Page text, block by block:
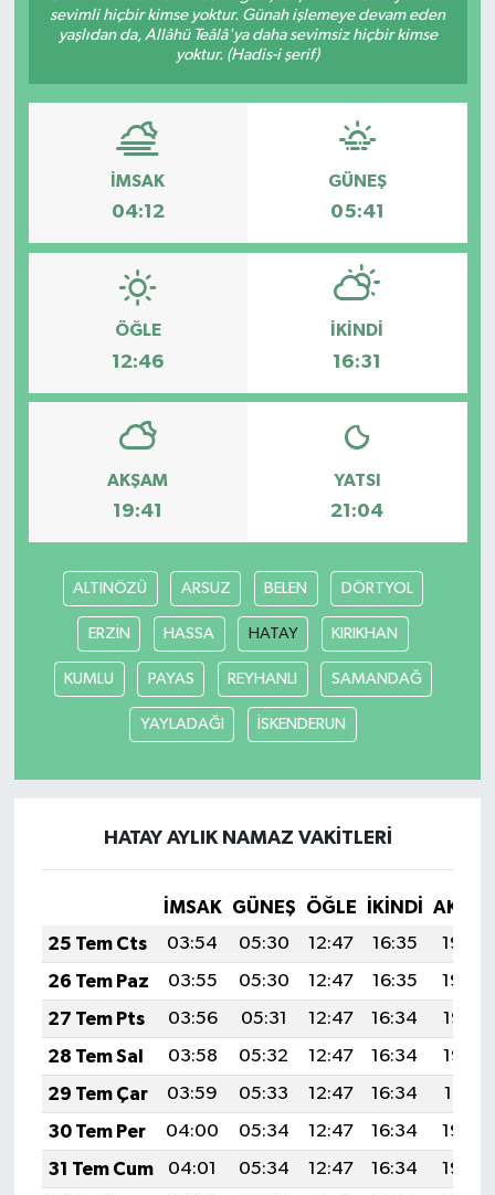
sevimli hiçbir kimse yoktur. Günah işlemeye devam eden
yaşlıdan da, Allâhü Teâlâ'ya daha sevimsiz hiçbir kimse
yoktur. (Hadis-i şerif)
İMSAK
04:12
GÜNEŞ
05:41
ÖĞLE
12:46
İKINDI
16:31
AKŞAM
19:41
YATSI
21:04
ALTINÖZÜ ARSUZ BELEN DÖRTYOL
ERZİN HASSA HATAY KIRIKHAN
KUMLU PAYAS REYHANLI SAMANDAĞ
YAYLADAĞI İSKENDERUN
HATAY AYLIK NAMAZ VAKITLERI
İMSAK GÜNEŞ ÖĞLE İKINDI
25 Tem Cts
03:54 05:30 12:47 16:35
19:54
26 Tem Paz
03:55 05:30 12:47 16:35
19:54
27 Tem Pts
03:56 05:31 12:47 16:34
19:53
28 Tem Sal
03:58 05:32 12:47 16:34
19:52
29 Tem Çar
03:59 05:33 12:47 16:34
19:51
30 Tem Per
04:00 05:34 12:47 16:34
19:50
31 Tem Cum
04:01 05:34 12:47 16:34
19:49